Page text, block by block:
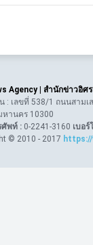
Agency | สำนักข่าวอิศ
: เลขที่ 538/1 ถนนสาม
หานคร 10300
ศัพท์ : 0-2241-3160 เบอร์
© 2010 - 2017